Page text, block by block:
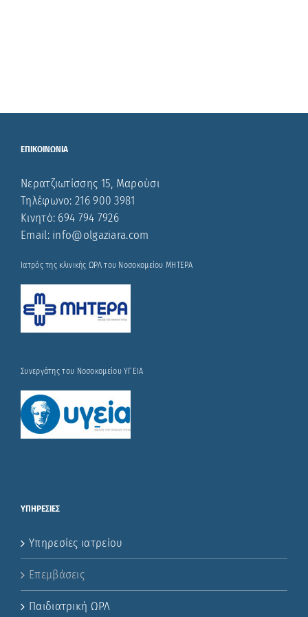
ΕΠΙΚΟΙΝΩΝΙΑ
Νερατζιωτίσσης 15, Μαρούσι
Τηλέφωνο: 216 900 3981
Κινητό: 694 794 7926
Email: info@olgaziara.com
Ιατρός της κλινικής ΩΡΛ του Νοσοκομείου ΜΗΤΕΡΑ
Συνεργάτης του Νοσοκομείου ΥΓΕΙΑ
ΥΠΗΡΕΣΙΕΣ
Υπηρεσίες ιατρείου
Επεμβάσεις
Παιδιατρική ΩΡΛ